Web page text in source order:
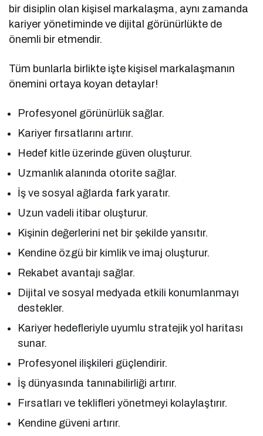
bir disiplin olan kişisel markalaşma, aynı zamanda
kariyer yönetiminde ve dijital görünürlükte de
önemli bir etmendir.
Tüm bunlarla birlikte işte kişisel markalaşmanın
önemini ortaya koyan detaylar!
Profesyonel görünürlük sağlar.
Kariyer fırsatlarını artırır.
Hedef kitle üzerinde güven oluşturur.
Uzmanlık alanında otorite sağlar.
İş ve sosyal ağlarda fark yaratır.
Uzun vadeli itibar oluşturur.
Kişinin değerlerini net bir şekilde yansıtır.
Kendine özgü bir kimlik ve imaj oluşturur.
Rekabet avantajı sağlar.
Dijital ve sosyal medyada etkili konumlanmayı
destekler.
Kariyer hedefleriyle uyumlu stratejik yol haritası
sunar.
Profesyonel ilişkileri güçlendirir.
İş dünyasında tanınabilirliği artırır.
Fırsatları ve teklifleri yönetmeyi kolaylaştırır.
Kendine güveni artırır.